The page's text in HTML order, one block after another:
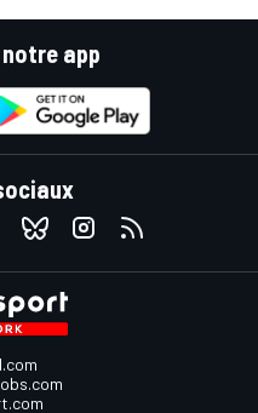
app